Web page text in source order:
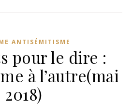
ANTISÉMITISME
pour le dire :
à l’autre(mai
2018)